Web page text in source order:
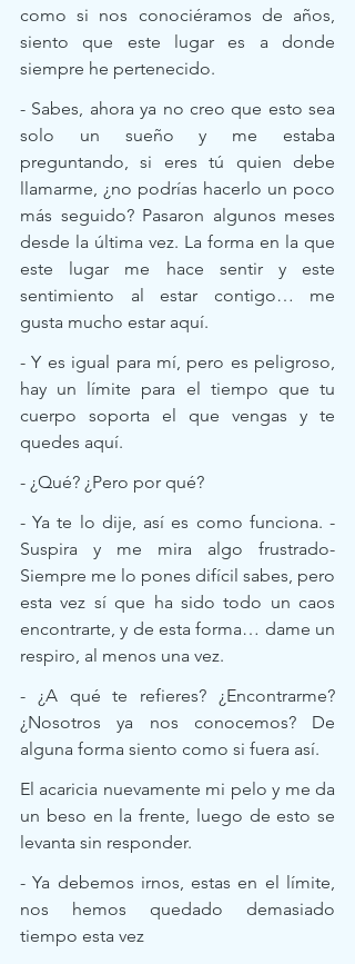
como si nos conociéramos de años,
siento que este lugar es a donde
siempre he pertenecido.
- Sabes, ahora ya no creo que esto sea
solo un sueño y me estaba
preguntando, si eres tú quien debe
llamarme, ¿no podrías hacerlo un poco
más seguido? Pasaron algunos meses
desde la última vez. La forma en la que
este lugar me hace sentir y este
sentimiento al estar contigo… me
gusta mucho estar aquí.
- Y es igual para mí, pero es peligroso,
hay un límite para el tiempo que tu
cuerpo soporta el que vengas y te
quedes aquí.
- ¿Qué? ¿Pero por qué?
- Ya te lo dije, así es como funciona. -
Suspira y me mira algo frustrado-
Siempre me lo pones difícil sabes, pero
esta vez sí que ha sido todo un caos
encontrarte, y de esta forma… dame un
respiro, al menos una vez.
- ¿A qué te refieres? ¿Encontrarme?
¿Nosotros ya nos conocemos? De
alguna forma siento como si fuera así.
El acaricia nuevamente mi pelo y me da
un beso en la frente, luego de esto se
levanta sin responder.
- Ya debemos irnos, estas en el límite,
nos hemos quedado demasiado
tiempo esta vez